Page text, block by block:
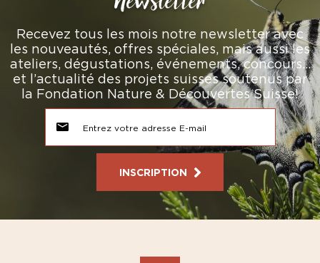
Recevez tous les mois notre newsletter avec
les nouveautés, offres spéciales, mais aussi les
ateliers, dégustations, événements, concours…
et l’actualité des projets suisses soutenus par
la Fondation Nature & Découvertes Suisse!
INSCRIPTION